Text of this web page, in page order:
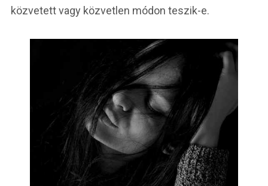
közvetett vagy közvetlen módon teszik-e.